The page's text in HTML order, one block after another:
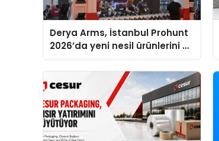
Derya Arms, İstanbul Prohunt
2026’da yeni nesil ürünlerini ve
global marka vizyonunu
sergiledi